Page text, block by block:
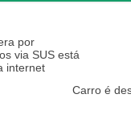
por
via SUS está
internet
Carro é